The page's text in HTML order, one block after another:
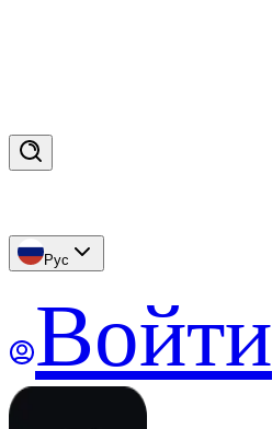
Рус
Войти